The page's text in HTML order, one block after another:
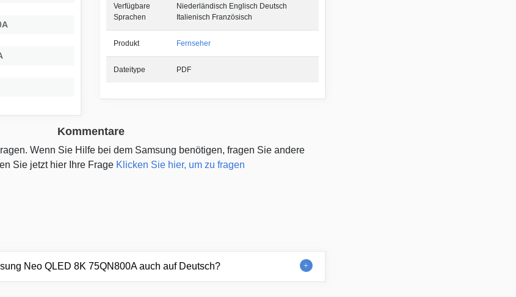
Verfügbare
Sprachen
Niederländisch Englisch Deutsch
Italienisch Französisch
Produkt Fernseher
Dateitype PDF
Kommentare
Wenn Sie Hilfe bei dem Samsung benötigen, fragen Sie andere
Sie jetzt hier Ihre Frage Klicken Sie hier, um zu fragen
Neo QLED 8K 75QN800A auch auf Deutsch?